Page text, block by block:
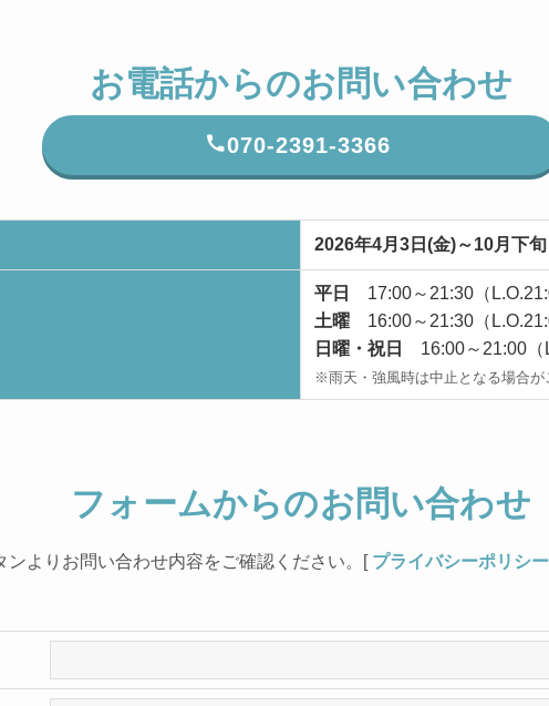
お電話からのお問い合わせ
070-2391-3366
2026年4月3日(金)～10月下旬
平日
17:00～21:30（
土曜 16:00～21:30（
日曜・祝日
16:00～21:00（
※雨天・強風時は中止となる場合が
フォームからのお問い合わせ
よりお問い合わせ内容をご確認ください。 [ プライバシーポリシー